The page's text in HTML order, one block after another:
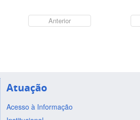
Anterior
Atuação
Acesso à Informação